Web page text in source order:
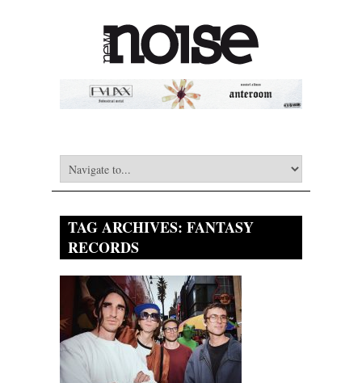
TAG ARCHIVES: FANTASY
RECORDS